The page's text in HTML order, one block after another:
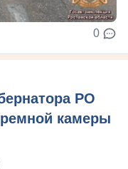
0
РО
камеры